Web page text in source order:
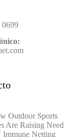
0699
Outdoor Sports
Are Raising Need
Netting